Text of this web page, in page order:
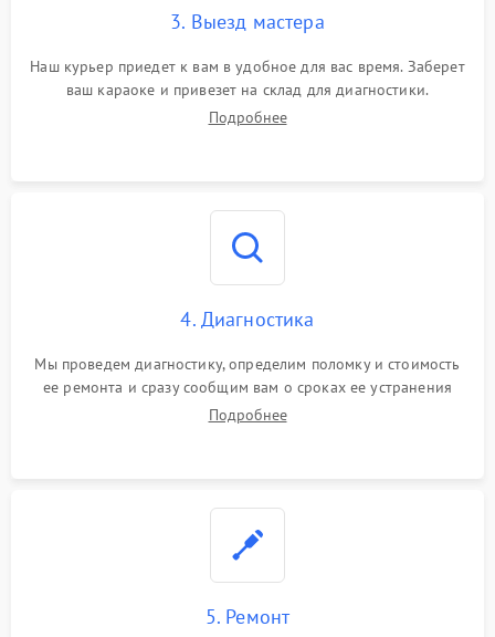
3. Выезд мастера
Наш курьер приедет к вам в удобное для вас время. Заберет
ваш караоке и привезет на склад для диагностики.
Подробнее
4. Диагностика
Мы проведем диагностику, определим поломку и стоимость
ее ремонта и сразу сообщим вам о сроках ее устранения
Подробнее
5. Ремонт